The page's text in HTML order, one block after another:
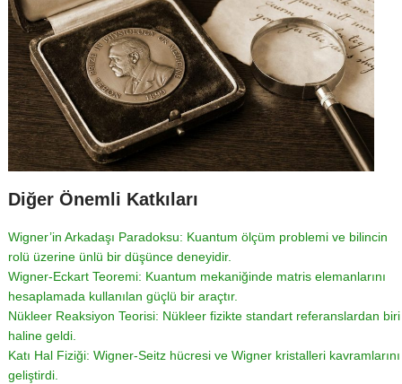
Diğer Önemli Katkıları
Wigner’in Arkadaşı Paradoksu: Kuantum ölçüm problemi ve bilincin
rolü üzerine ünlü bir düşünce deneyidir.
Wigner-Eckart Teoremi: Kuantum mekaniğinde matris elemanlarını
hesaplamada kullanılan güçlü bir araçtır.
Nükleer Reaksiyon Teorisi: Nükleer fizikte standart referanslardan biri
haline geldi.
Katı Hal Fiziği: Wigner-Seitz hücresi ve Wigner kristalleri kavramlarını
geliştirdi.